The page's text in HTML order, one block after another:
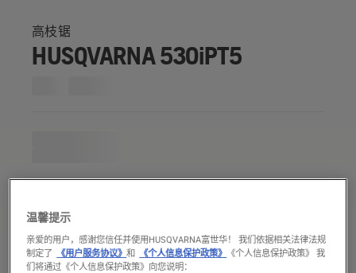
高枝锯
HUSQVARNA 530iPT5
温馨提示
亲爱的用户，感谢您信任并使用HUSQVARNA富世华！ 我们依据相关法律法规
制定了
《用户服务协议》和 《个人信息保护政策》
《个人信息保护政策》 我
们将通过《个人信息保护政策》向您说明：